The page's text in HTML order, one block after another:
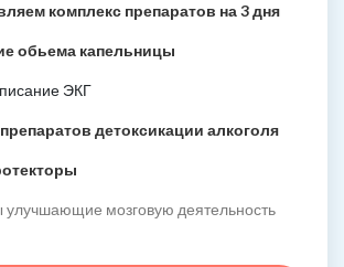
комплекс препаратов на 3 дня
обьема капельницы
ЭКГ
детоксикации алкоголя
улучшающие мозговую деятельность